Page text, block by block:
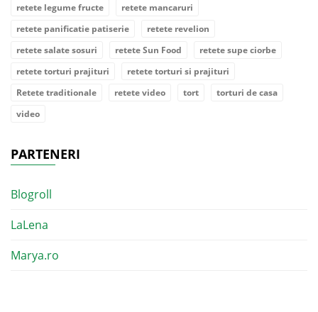
retete legume fructe
retete mancaruri
retete panificatie patiserie
retete revelion
retete salate sosuri
retete Sun Food
retete supe ciorbe
retete torturi prajituri
retete torturi si prajituri
Retete traditionale
retete video tort
torturi de casa
video
PARTENERI
Blogroll
LaLena
Marya.ro